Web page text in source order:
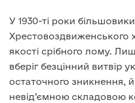
У 1930-ті роки
Хрестовоздвиженського
якості срібного лому.
вберіг безцінний витвір
остаточного зникнення,
невід’ємною складовою